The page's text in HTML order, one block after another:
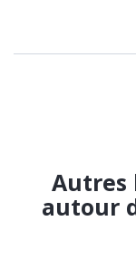
Autres
autour